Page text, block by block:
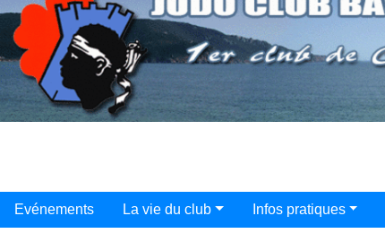
Evénements La vie du club Infos pratiques